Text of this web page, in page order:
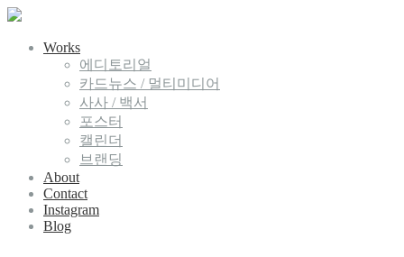
Works
에디토리얼
카드뉴스 / 멀티미디어
사사 / 백서
포스터
캘린더
브랜딩
About
Contact
Instagram
Blog